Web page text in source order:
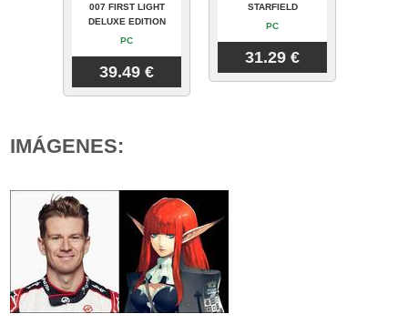
007 FIRST LIGHT
DELUXE EDITION
PC
39.49 €
STARFIELD
PC
31.29 €
IMÁGENES: